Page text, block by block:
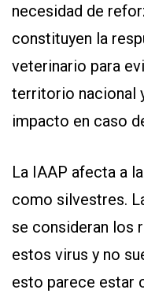
necesidad de
constituyen la
veterinario para
territorio nacional
impacto en caso
La IAAP afecta a
como silvestres.
se consideran los
estos virus y no
esto parece estar